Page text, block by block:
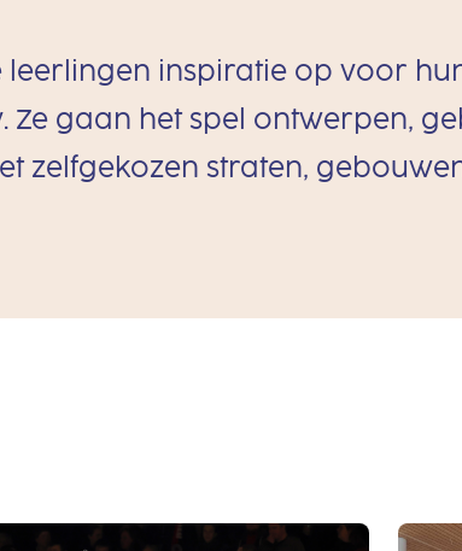
inspiratie op voor
Ze gaan het spel ontwerpen,
zelfgekozen straten,